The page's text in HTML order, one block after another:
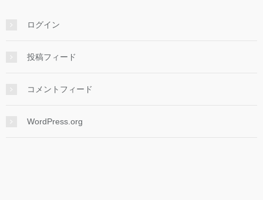
ログイン
投稿フィード
コメントフィード
WordPress.org